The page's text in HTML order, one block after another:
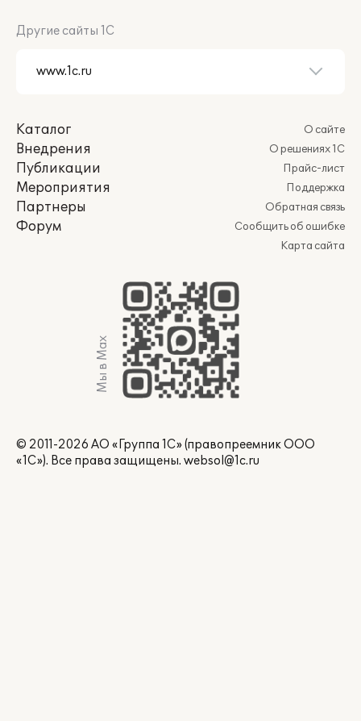
Другие сайты 1С
Каталог
Внедрения
Публикации
Мероприятия
Партнеры
Форум
О сайте
О решениях 1С
Прайс-лист
Поддержка
Обратная связь
Сообщить об ошибке
Карта сайта
Мы в Max
© 2011-2026 АО «Группа 1С» (правопреемник ООО
«1С»). Все права защищены. websol@1c.ru